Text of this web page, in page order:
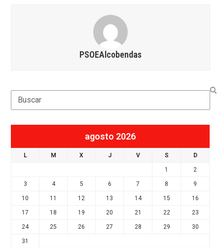
PSOEAlcobendas
Search
agosto 2026
L M X J V S D
1 2
3 4 5 6 7 8 9
10 11 12 13 14 15 16
17 18 19 20 21 22 23
24 25 26 27 28 29 30
31